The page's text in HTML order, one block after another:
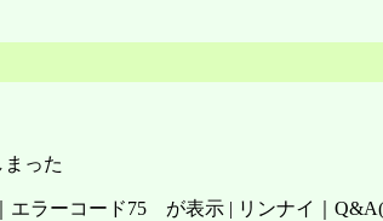
った
エラーコード75 が表示 | リンナイ｜